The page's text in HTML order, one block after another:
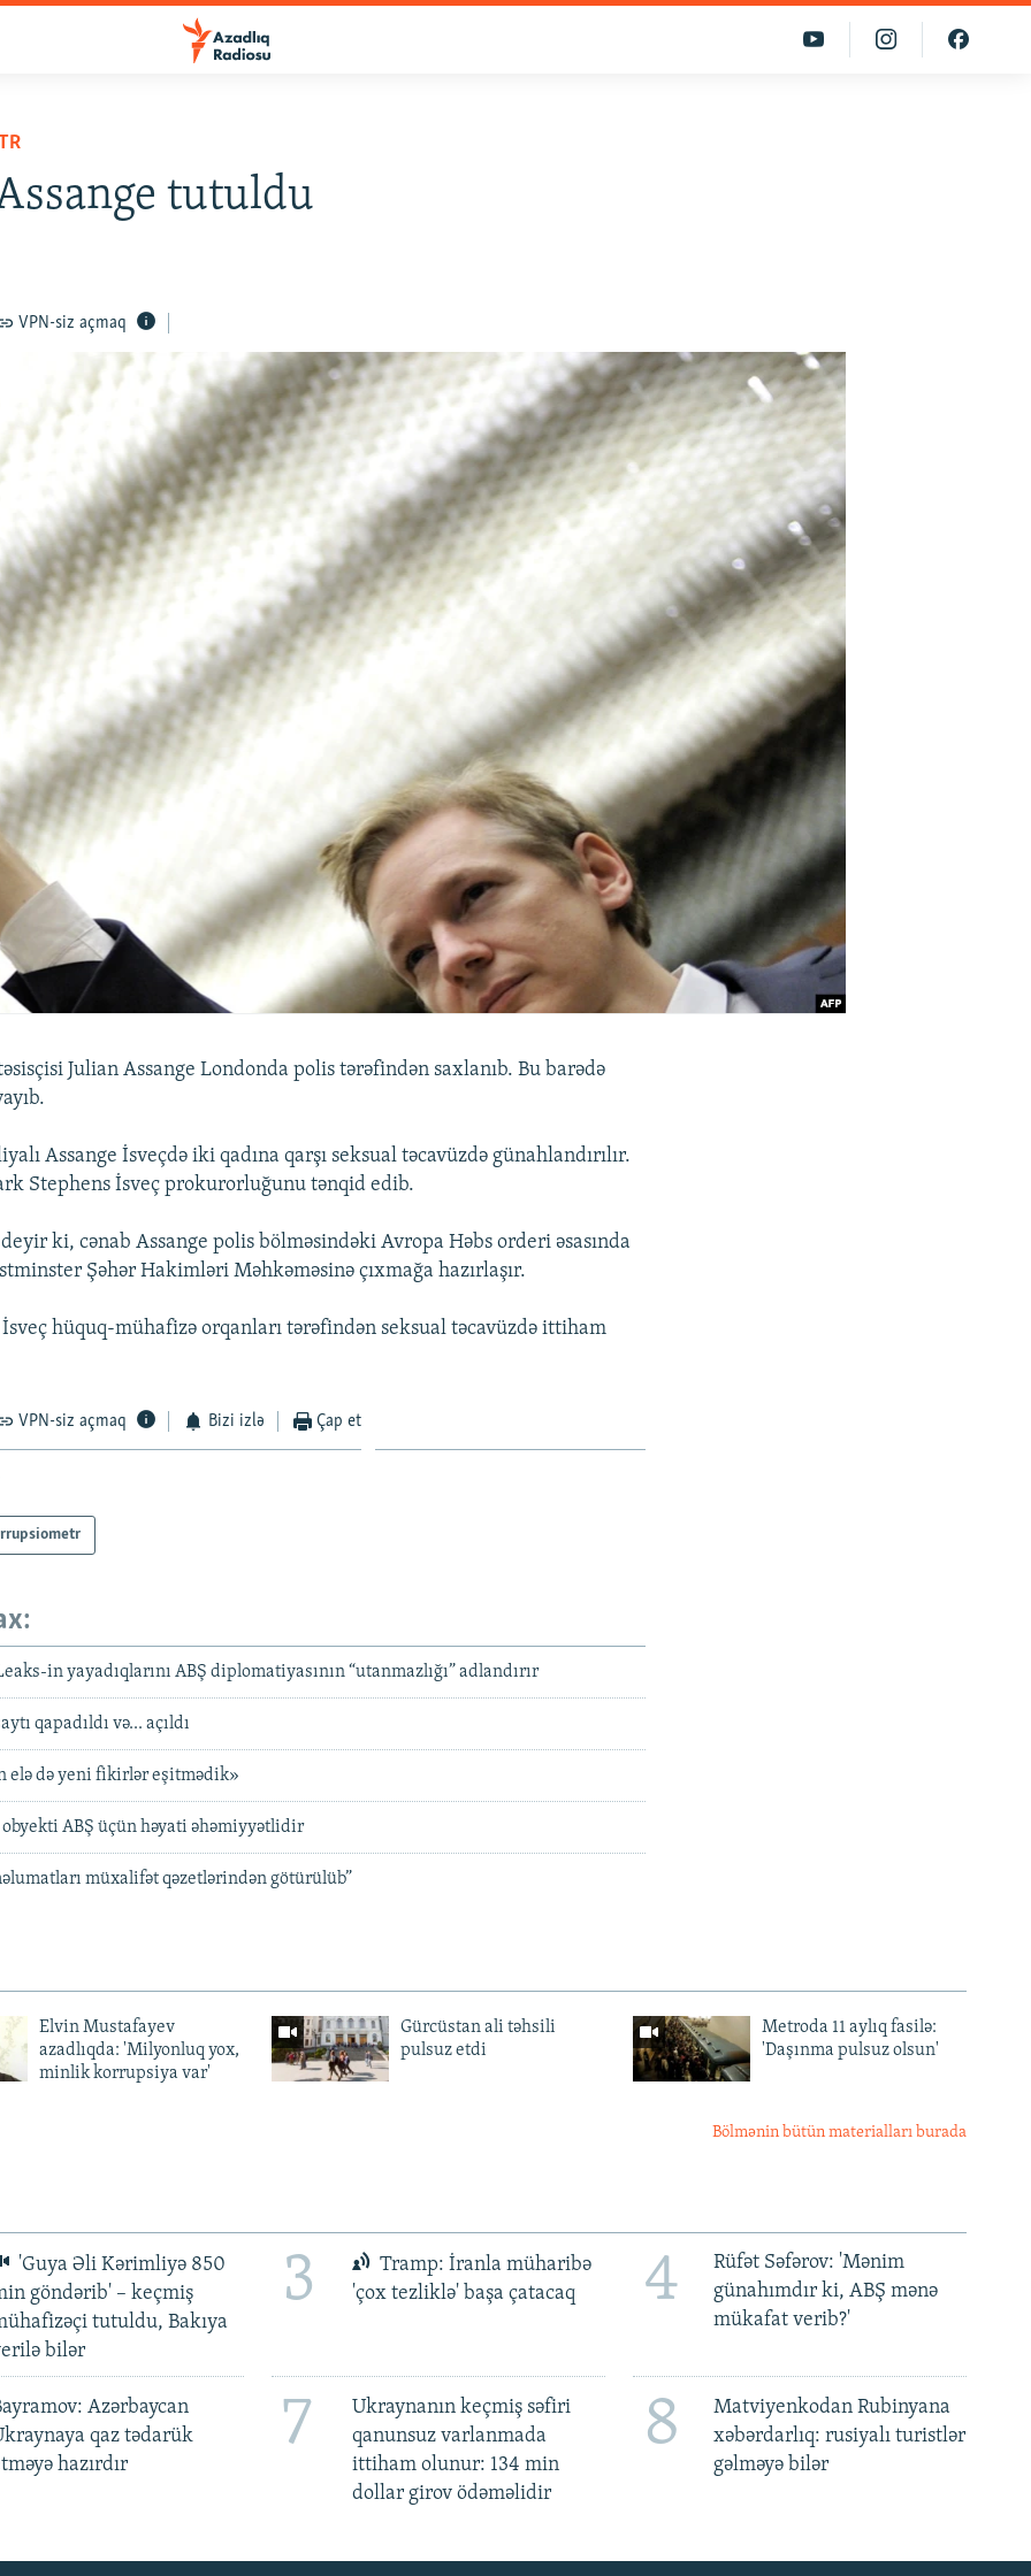
tutuldu
VPN-siz açmaq
Julian Assange Londonda polis tərəfindən saxlanıb. Bu barədə
Assange İsveçdə iki qadına qarşı seksual təcavüzdə günahlandırılır.
Stephens İsveç prokurorluğunu tənqid edib.
ki, cənab Assange polis bölməsindəki Avropa Həbs orderi əsasında
Şəhər Hakimləri Məhkəməsinə çıxmağa hazırlaşır.
İsveç hüquq-mühafizə orqanları tərəfindən seksual təcavüzdə ittiham
VPN-siz açmaq Bizi izlə Çap et
in yayadıqlarını ABŞ diplomatiyasının “utanmazlığı” adlandırır
qapadıldı və... açıldı
elə də yeni fikirlər eşitmədik»
obyekti ABŞ üçün həyati əhəmiyyətlidir
müxalifət qəzetlərindən götürülüb”
Elvin Mustafayev
azadlıqda: 'Milyonluq yox,
minlik korrupsiya var'
Gürcüstan ali təhsili
pulsuz etdi
Metroda 11 aylıq fasilə:
'Daşınma pulsuz olsun'
Bölmənin bütün materialları burada
'Guya Əli Kərimliyə 850
göndərib' – keçmiş
tutuldu, Bakıya
bilər
3
Tramp: İranla müharibə
'çox tezliklə' başa çatacaq
4
Rüfət Səfərov: 'Mənim
günahımdır ki, ABŞ mənə
mükafat verib?'
Azərbaycan
qaz tədarük
hazırdır
7
Ukraynanın keçmiş səfiri
qanunsuz varlanmada
ittiham olunur: 134 min
dollar girov ödəməlidir
8
Matviyenkodan Rubinyana
xəbərdarlıq: rusiyalı turistlər
gəlməyə bilər